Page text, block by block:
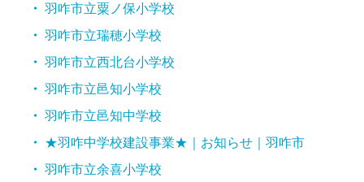
羽咋市立粟ノ保小学校
羽咋市立瑞穂小学校
羽咋市立西北台小学校
羽咋市立邑知小学校
羽咋市立邑知中学校
★羽咋中学校建設事業★｜お知らせ｜羽咋市
羽咋市立余喜小学校